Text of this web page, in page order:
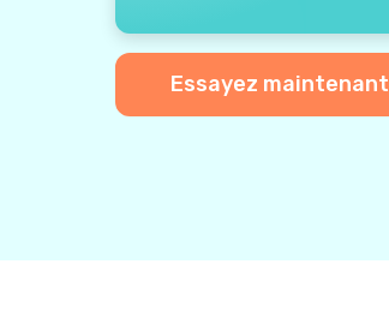
Essayez maintenant